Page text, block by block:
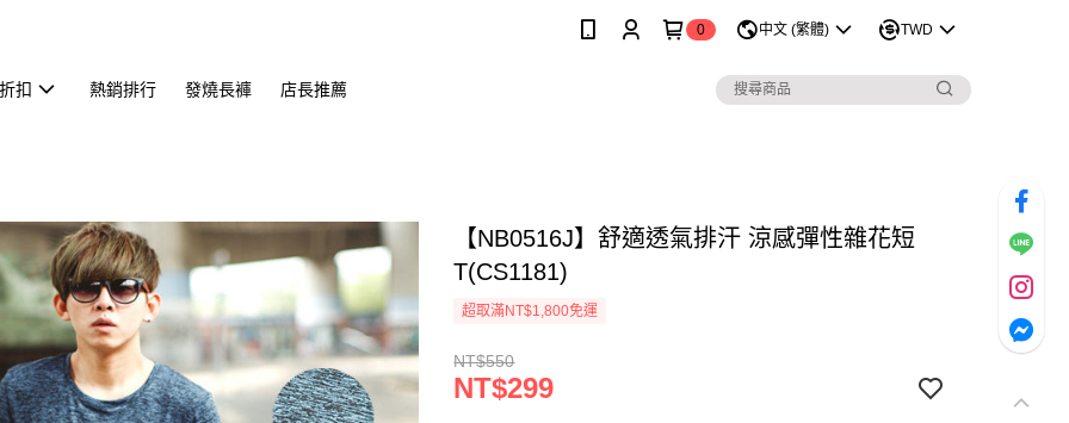
0 中文 (繁體) TWD
扣 熱銷排行 發燒長褲 店長推薦
【NB0516J】舒適透氣排汗 涼感彈性雜花短
T(CS1181)
超取滿NT$1,800免運
NT$550
NT$299